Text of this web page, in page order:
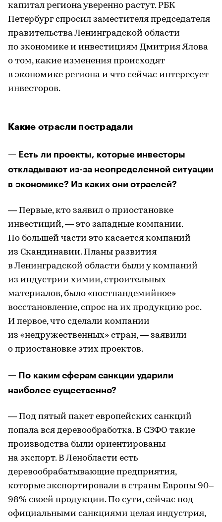
капитал региона уверенно растут. РБК
Петербург спросил заместителя председателя
правительства Ленинградской области
по экономике и инвестициям Дмитрия Ялова
о том, какие изменения происходят
в экономике региона и что сейчас интересует
инвесторов.
Какие отрасли пострадали
— Есть ли проекты, которые инвесторы
откладывают из-за неопределенной ситуации
в экономике? Из каких они отраслей?
— Первые, кто заявил о приостановке
инвестиций, — это западные компании.
По большей части это касается компаний
из Скандинавии. Планы развития
в Ленинградской области были у компаний
из индустрии химии, строительных
материалов, было «постпандемийное»
восстановление, спрос на их продукцию рос.
И первое, что сделали компании
из «недружественных» стран, — заявили
о приостановке этих проектов.
— По каким сферам санкции ударили
наиболее существенно?
— Под пятый пакет европейских санкций
попала вся деревообработка. В СЗФО такие
производства были ориентированы
на экспорт. В Ленобласти есть
деревообрабатывающие предприятия,
которые экспортировали в страны Европы 90–
98% своей продукции. По сути, сейчас под
официальными санкциями целая индустрия,